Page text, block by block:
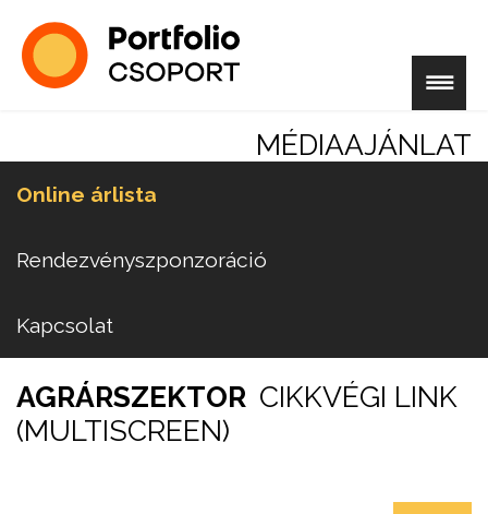
MÉDIAAJÁNLAT
Online árlista
Rendezvényszponzoráció
Kapcsolat
AGRÁRSZEKTOR CIKKVÉGI LINK
(MULTISCREEN)